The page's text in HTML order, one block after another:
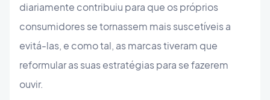
diariamente contribuiu para que os próprios
consumidores se tornassem mais suscetíveis a
evitá-las, e como tal, as marcas tiveram que
reformular as suas estratégias para se fazerem
ouvir.